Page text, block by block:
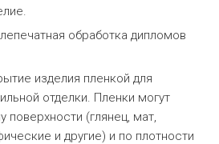
обработка дипломов
изделия пленкой для
отделки. Пленки могут
поверхности (глянец, мат,
и другие) и по плотности